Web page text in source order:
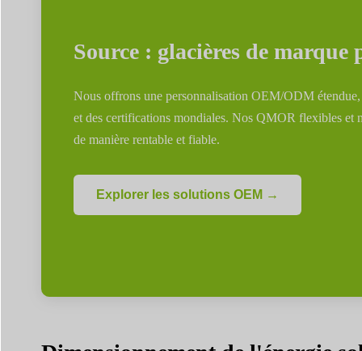
Source : glacières de
Nous offrons une personnalisation OEM/ODM
et des certifications mondiales. Nos QMOR flexibles et
de manière rentable et fiable.
Explorer les solutions OEM →